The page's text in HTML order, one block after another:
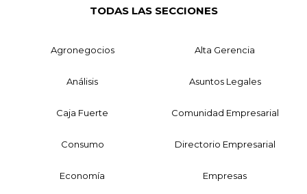
TODAS LAS SECCIONES
Agronegocios Alta Gerencia
Análisis Asuntos Legales
Caja Fuerte Comunidad Empresarial
Consumo Directorio Empresarial
Economía Empresas